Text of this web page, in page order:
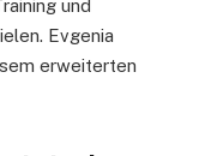
und
Evgenia
erweiterten